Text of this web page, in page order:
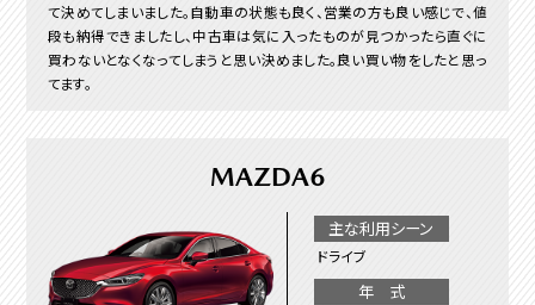
て決めてしまいました。自動車の状態も良く、営業の方も良い感じで、値
段も納得できましたし、中古車は気に入ったものが見つかったら直ぐに
買わないとなくなってしまうと思い決めました。良い買い物をしたと思っ
てます。
MAZDA6
主な利用シーン
ドライブ
年 式